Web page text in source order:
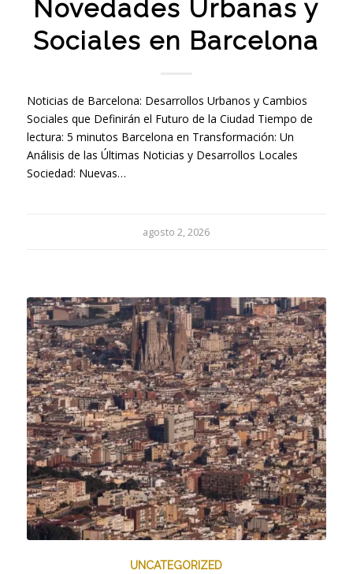
Novedades Urbanas y
Sociales en Barcelona
Noticias de Barcelona: Desarrollos Urbanos y Cambios
Sociales que Definirán el Futuro de la Ciudad Tiempo de
lectura: 5 minutos Barcelona en Transformación: Un
Análisis de las Últimas Noticias y Desarrollos Locales
Sociedad: Nuevas…
agosto 2, 2026
UNCATEGORIZED